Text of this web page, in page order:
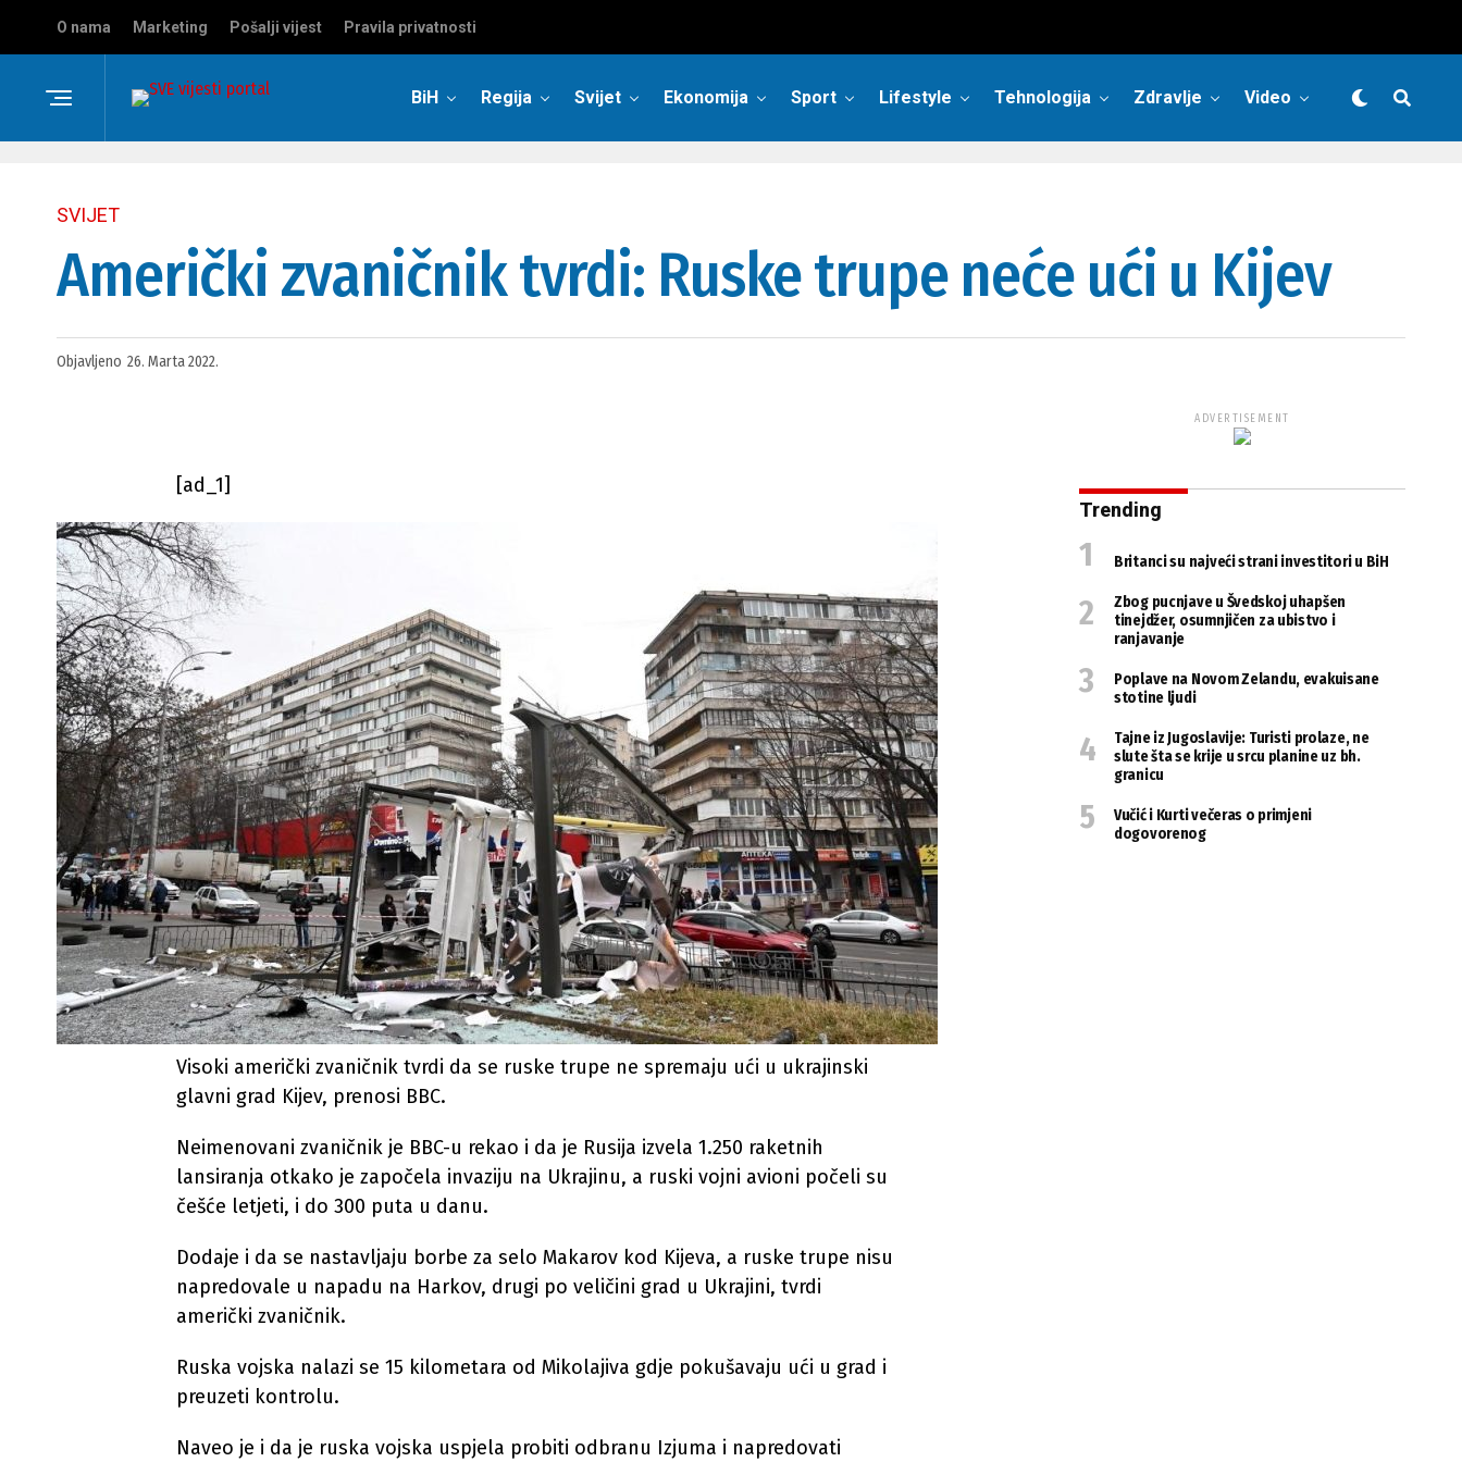
O nama Marketing Pošalji vijest Pravila privatnosti
BiH Regija Svijet Ekonomija Sport Lifestyle Tehnologija Zdravlje Video
SVIJET
Američki zvaničnik tvrdi: Ruske trupe neće ući u Kijev
Objavljeno 26. Marta 2022.
[ad_1]
Visoki američki zvaničnik tvrdi da se ruske trupe ne spremaju ući u ukrajinski
glavni grad Kijev, prenosi BBC.
Neimenovani zvaničnik je BBC-u rekao i da je Rusija izvela 1.250 raketnih
lansiranja otkako je započela invaziju na Ukrajinu, a ruski vojni avioni počeli su
češće letjeti, i do 300 puta u danu.
Dodaje i da se nastavljaju borbe za selo Makarov kod Kijeva, a ruske trupe nisu
napredovale u napadu na Harkov, drugi po veličini grad u Ukrajini, tvrdi
američki zvaničnik.
Ruska vojska nalazi se 15 kilometara od Mikolajiva gdje pokušavaju ući u grad i
preuzeti kontrolu.
Naveo je i da je ruska vojska uspjela probiti odbranu Izjuma i napredovati
ADVERTISEMENT
Trending
Britanci su najveći strani investitori u BiH
Zbog pucnjave u Švedskoj uhapšen
tinejdžer, osumnjičen za ubistvo i
ranjavanje
Poplave na Novom Zelandu, evakuisane
stotine ljudi
Tajne iz Jugoslavije: Turisti prolaze, ne
slute šta se krije u srcu planine uz bh.
granicu
Vučić i Kurti večeras o primjeni
dogovorenog